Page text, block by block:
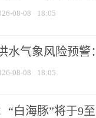
08-08 18:05
水气象风险预
08-08 18:05
“白海豚”将于9